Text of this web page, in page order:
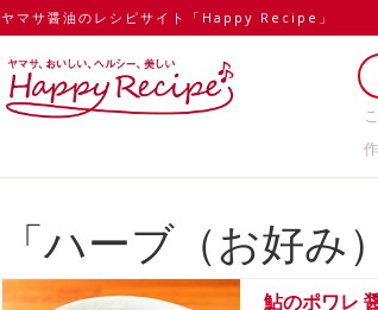
ヤマサ醤油のレシピサイト「Happy Recipe」
「ハーブ（お好
鮎のポワレ